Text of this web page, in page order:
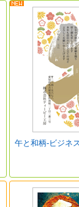
午と和柄-ビジネ